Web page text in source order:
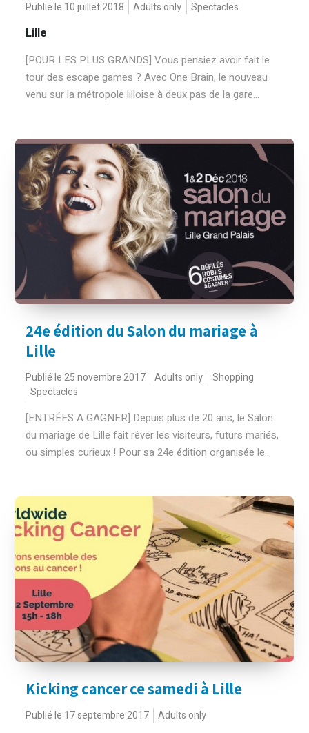
Publié le 10 juillet 2018 Adults only Spectacles
Lille
[POUR LES PLUS GRANDS] Vous pensiez avoir fait le
tour des escape games ? Avec One Brain, le nouveau
venu sur la métropole lilloise à deux pas de la gare...
24e édition du Salon du mariage à
Lille
Publié le 25 novembre 2017 Adults only
Shopping
Spectacles
[ENTRÉES A GAGNER] Depuis plus de 20 ans, le Salon
du mariage de Lille fait rêver les visiteurs, futurs mariés,
ou simples curieux ! Pour sa 24e édition organisée le...
Kicking cancer ce samedi à Lille
Publié le 17 septembre 2017 Adults only